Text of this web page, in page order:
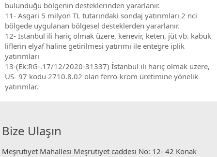
bulunduğu bölgenin desteklerinden yararlanır.
11- Asgari 5 milyon TL tutarındaki sondaj yatırımları 2 nci
bölgede uygulanan bölgesel desteklerden yararlanır.
12- İstanbul ili hariç olmak üzere, kenevir, keten, jüt vb. kabuk
liflerin elyaf haline getirilmesi yatırımı ile entegre iplik
yatırımları
13-(Ek:RG-.17/12/2020-31337) İstanbul ili hariç olmak üzere,
US- 97 kodu 2710.8.02 olan ferro-krom üretimine yönelik
yatırımlar.
Bize Ulaşın
Meşrutiyet Mahallesi Meşrutiyet caddesi No: 12- 42 Konak